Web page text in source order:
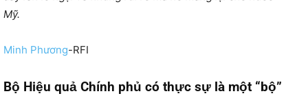
Mỹ.
Minh Phương-RFI
Bộ Hiệu quả Chính phủ có thực sự là một “bộ”